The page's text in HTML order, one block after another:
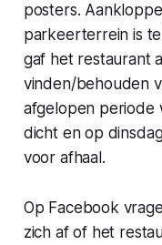
posters.
parkeerterrein is
gaf het restaurant
vinden/behouden
afgelopen periode
dicht en op
voor afhaal.
Op Facebook
zich af of het